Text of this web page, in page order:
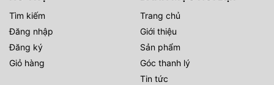
Tìm kiếm
Đăng nhập
Đăng ký
Giỏ hàng
Trang chủ
Giới thiệu
Sản phẩm
Góc thanh lý
Tin tức